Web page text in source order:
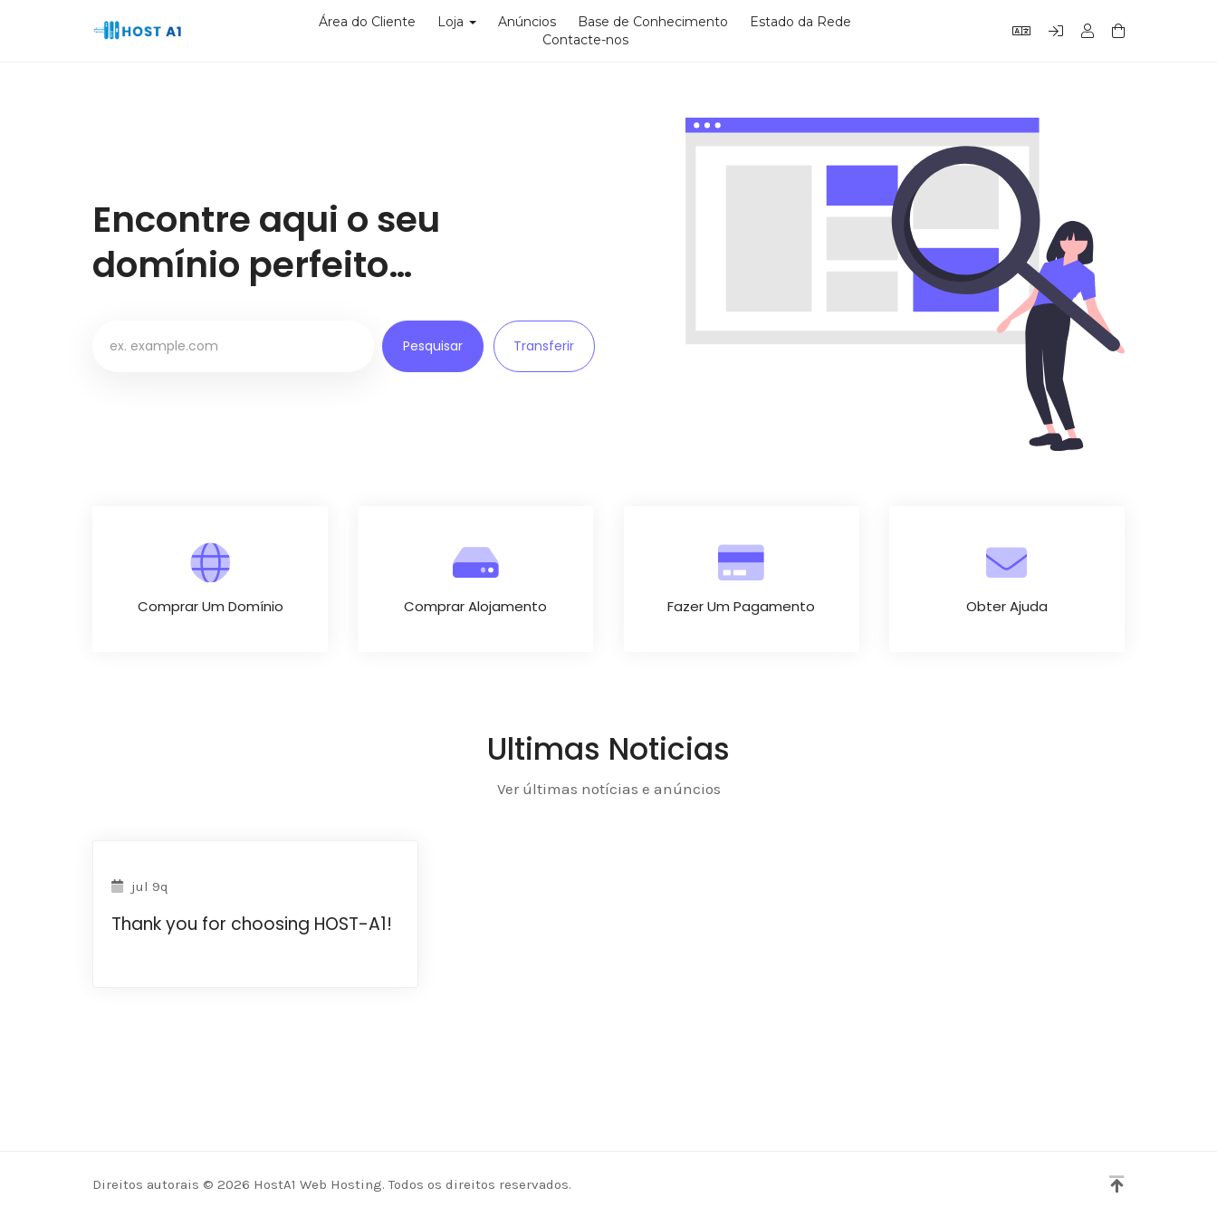
Área do Cliente Loja Anúncios Base de Conhecimento
Estado da Rede
Contacte-nos
Encontre aqui o seu
domínio perfeito…
Comprar Um Domínio Comprar Alojamento Fazer Um Pagamento Obter Ajuda
Ultimas Noticias
Ver últimas notícias e anúncios
jul 9q
Thank you for choosing HOST-A1!
Direitos autorais © 2026 HostA1 Web Hosting. Todos os direitos reservados.